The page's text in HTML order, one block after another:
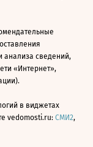
анализа сведений,
«Интернет»,
в виджетах
vedomosti.ru: СМИ2,